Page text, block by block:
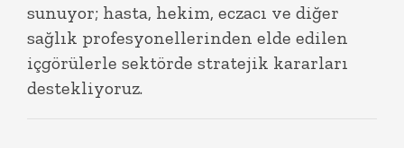
sunuyor; hasta, hekim, eczacı ve diğer
sağlık profesyonellerinden elde edilen
içgörülerle sektörde stratejik kararları
destekliyoruz.